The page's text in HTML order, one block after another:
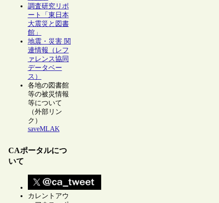
調査研究リポ
ート「東日本
大震災と図書
館」
地震・災害 関
連情報（レフ
ァレンス協同
データベー
ス）
各地の図書館
等の被災情報
等について
（外部リン
ク）
saveMLAK
CAポータルにつ
いて
カレントアウ